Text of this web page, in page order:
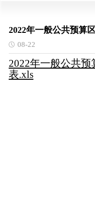
2022年一般公共预算
08-22
2022年一般公共
表.xls